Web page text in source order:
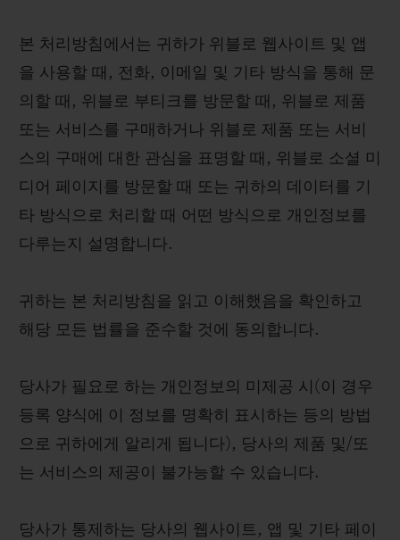
본 처리방침에서는 귀하가 위블로 웹사이트 및 앱
을 사용할 때, 전화, 이메일 및 기타 방식을 통해 문
의할 때, 위블로 부티크를 방문할 때, 위블로 제품
또는 서비스를 구매하거나 위블로 제품 또는 서비
스의 구매에 대한 관심을 표명할 때, 위블로 소셜 미
디어 페이지를 방문할 때 또는 귀하의 데이터를 기
타 방식으로 처리할 때 어떤 방식으로 개인정보를
다루는지 설명합니다.
귀하는 본 처리방침을 읽고 이해했음을 확인하고
해당 모든 법률을 준수할 것에 동의합니다.
당사가 필요로 하는 개인정보의 미제공 시(이 경우
등록 양식에 이 정보를 명확히 표시하는 등의 방법
으로 귀하에게 알리게 됩니다), 당사의 제품 및/또
는 서비스의 제공이 불가능할 수 있습니다.
당사가 통제하는 당사의 웹사이트, 앱 및 기타 페이
부티크 검색